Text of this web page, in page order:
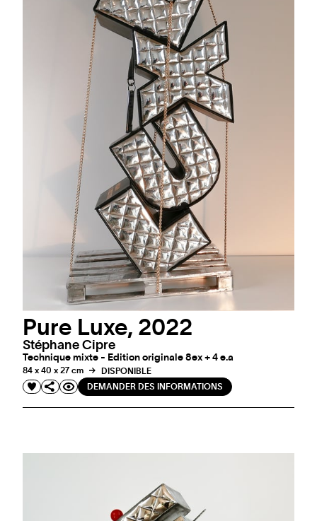
Pure Luxe, 2022
Stéphane Cipre
Technique mixte - Edition originale 8ex + 4 e.a
84 x 40 x 27 cm
DISPONIBLE
DEMANDER DES INFORMATIONS